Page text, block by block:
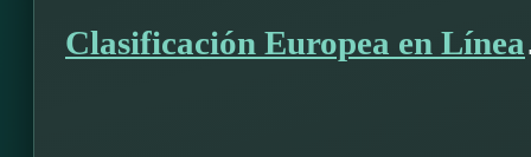
Clasificación Europea en Línea